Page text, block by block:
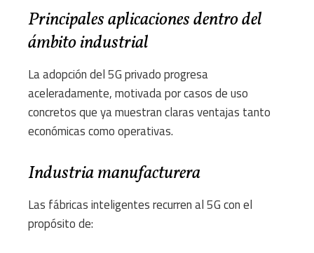
Principales aplicaciones dentro del
ámbito industrial
La adopción del 5G privado progresa
aceleradamente, motivada por casos de uso
concretos que ya muestran claras ventajas tanto
económicas como operativas.
Industria manufacturera
Las fábricas inteligentes recurren al 5G con el
propósito de: